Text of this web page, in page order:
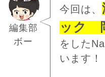
編集部
ボー
今回は、
ック
をした
います！